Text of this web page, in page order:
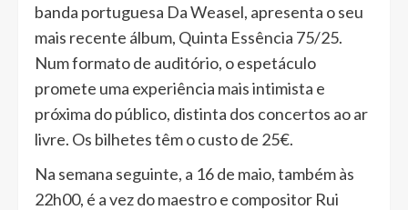
banda portuguesa Da Weasel, apresenta o seu
mais recente álbum, Quinta Essência 75/25.
Num formato de auditório, o espetáculo
promete uma experiência mais intimista e
próxima do público, distinta dos concertos ao ar
livre. Os bilhetes têm o custo de 25€.
Na semana seguinte, a 16 de maio, também às
22h00, é a vez do maestro e compositor Rui